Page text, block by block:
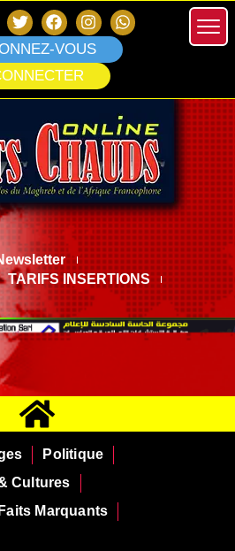
VOUS
TARIFS INSERTIONS
Politique
Cultures
Faits Marquants